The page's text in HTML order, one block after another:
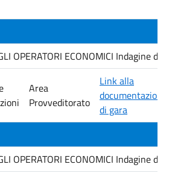
OPERATORI ECONOMICI Indagine
Area
Provveditorato
Link alla
documentazione
di gara
OPERATORI ECONOMICI Indagine